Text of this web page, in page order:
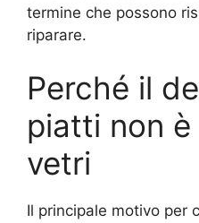
termine che possono
riparare.
Perché il
piatti non
vetri
Il principale motivo per